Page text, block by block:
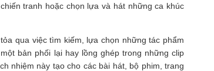
tranh hoặc chọn lựa và hát những ca khúc
qua việc tìm kiếm, lựa chọn những tác phẩm
bản phối lại hay lồng ghép trong những clip
nhiệm này tạo cho các bài hát, bộ phim, trang